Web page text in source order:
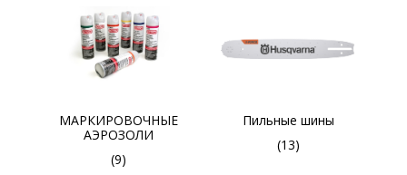
МАРКИРОВОЧНЫЕ
АЭРОЗОЛИ
(9)
Пильные шины
(13)